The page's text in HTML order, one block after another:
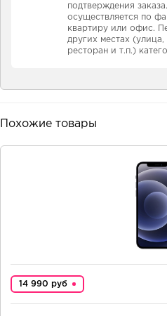
подтверждения
осуществляется по
квартиру или офис.
других местах (улица,
ресторан и т.п.)
Похожие товары
14 990 руб